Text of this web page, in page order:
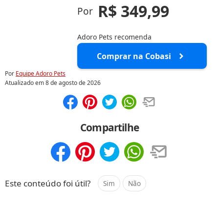
Por R$ 349,99
Adoro Pets recomenda
Comprar na Cobasi
Por Equipe Adoro Pets
Atualizado em8 de agosto de 2026
Compartilhe
Este conteúdo foi útil? Sim Não